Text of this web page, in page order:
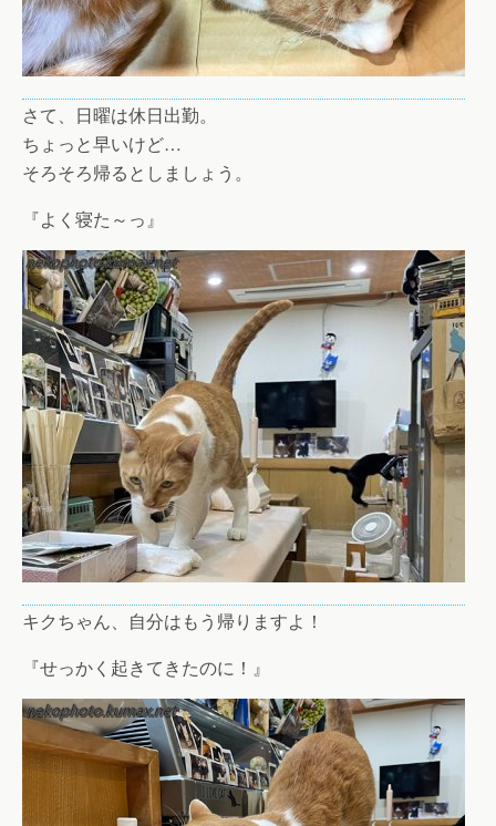
さて、日曜は休日出勤。
ちょっと早いけど…
そろそろ帰るとしましょう。
『よく寝た～っ』
キクちゃん、自分はもう帰りますよ！
『せっかく起きてきたのに！』